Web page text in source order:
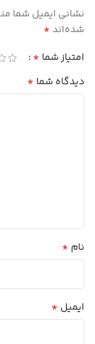
نشانی ایمیل شما
شده‌اند*
امتیاز شما *
دیدگاه شما *
نام *
ایمیل *